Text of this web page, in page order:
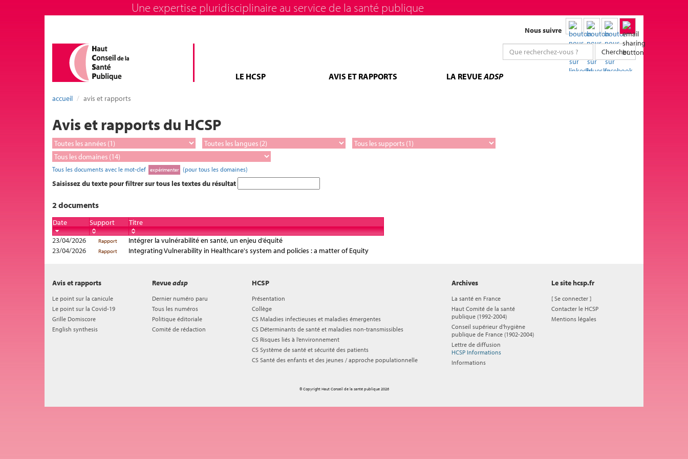
Une expertise pluridisciplinaire au service de la santé publique
Nous suivre
Chercher
LE HCSP AVIS ET RAPPORTS LA REVUEADSP
accueil avis et rapports
Avis et rapports du HCSP
Tous les documents avec le mot-clef expérimenter (pour tous les domaines)
Saisissez du texte pour filtrer sur tous les textes du résultat
2 documents
Date Support
Titre
23/04/2026
Rapport
Intégrer la vulnérabilité en santé, un enjeu d’équité
23/04/2026
Rapport Integrating Vulnerability in Healthcare's system and policies : a matter of Equity
HCSP
Présentation
Collège
CS Maladies infectieuses et maladies émergentes
CS Déterminants de santé et maladies non-transmissibles
CS Risques liés à l’environnement
CS Système de santé et sécurité des patients
CS Santé des enfants et des jeunes / approche populationnelle
Avis et rapports
Le point sur la canicule
Le point sur la Covid-19
Grille Domiscore
English synthesis
Revueadsp
Dernier numéro paru
Tous les numéros
Politique éditoriale
Comité de rédaction
Archives
La santé en France
Haut Comité de la santé
publique (1992-2004)
Conseil supérieur d'hygiène
publique de France (1902-2004)
Lettre de diffusion
HCSP Informations
Informations
Le site hcsp.fr
[Se connecter ]
Contacter le HCSP
Mentions légales
© Copyright Haut Conseil de la santé publique 2026